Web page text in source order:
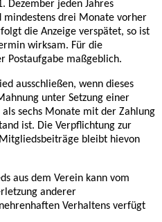
Dezember jeden Jahres
mindestens drei Monate vorher
die Anzeige verspätet, so ist
wirksam. Für die
Postaufgabe maßgeblich.
ausschließen, wenn dieses
unter Setzung einer
sechs Monate mit der Zahlung
ist. Die Verpflichtung zur
bleibt hievon
aus dem Verein kann vom
anderer
Verhaltens verfügt